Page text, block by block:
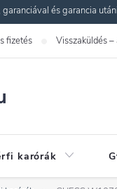
és garancia
fizetés Visszaküldés –
karórák